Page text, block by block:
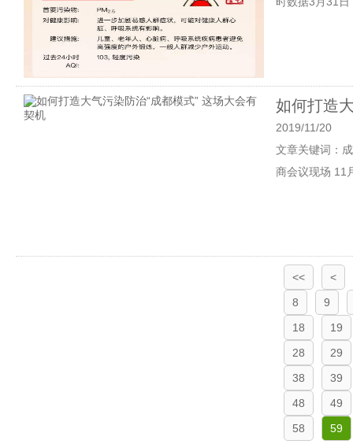
如何打造
2019/11/20
文章关键词：
商会议现场 11
<<
<
8
9
18
19
28
29
38
39
48
49
58
59